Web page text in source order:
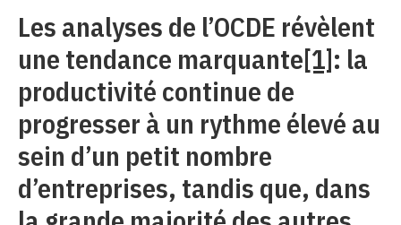
Les analyses de l’OCDE révèlent
une tendance marquante[1]: la
productivité continue de
progresser à un rythme élevé au
sein d’un petit nombre
d’entreprises, tandis que, dans